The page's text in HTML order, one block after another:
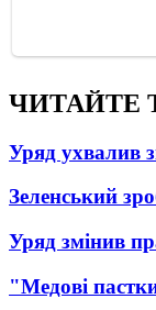
ЧИТАЙТЕ
Уряд ухвалив
Зеленський
Уряд змінив
"Медові